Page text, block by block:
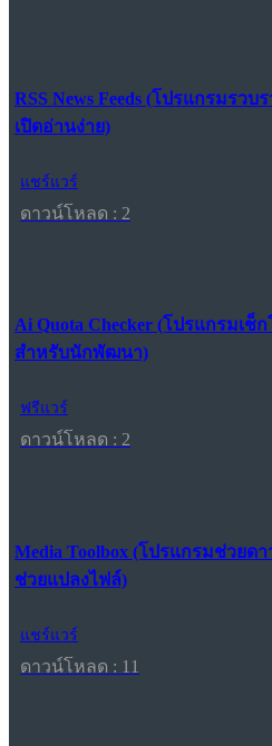
RSS News Feeds (โปรแกรมรว
เปิดอ่านง่าย)
แชร์แวร์
ดาวน์โหลด : 2
Ai Quota Checker (โปรแกรมเช็
สำหรับนักพัฒนา)
ฟรีแวร์
ดาวน์โหลด : 2
Media Toolbox (โปรแกรมช่วยด
ช่วยแปลงไฟล์)
แชร์แวร์
ดาวน์โหลด : 11